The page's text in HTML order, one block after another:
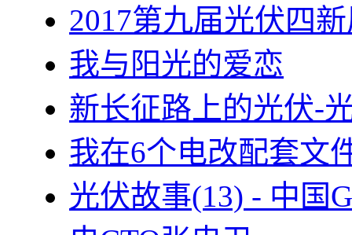
2017第九届光伏四
我与阳光的爱恋
新长征路上的光伏-
我在6个电改配套文
光伏故事(13) - 中国